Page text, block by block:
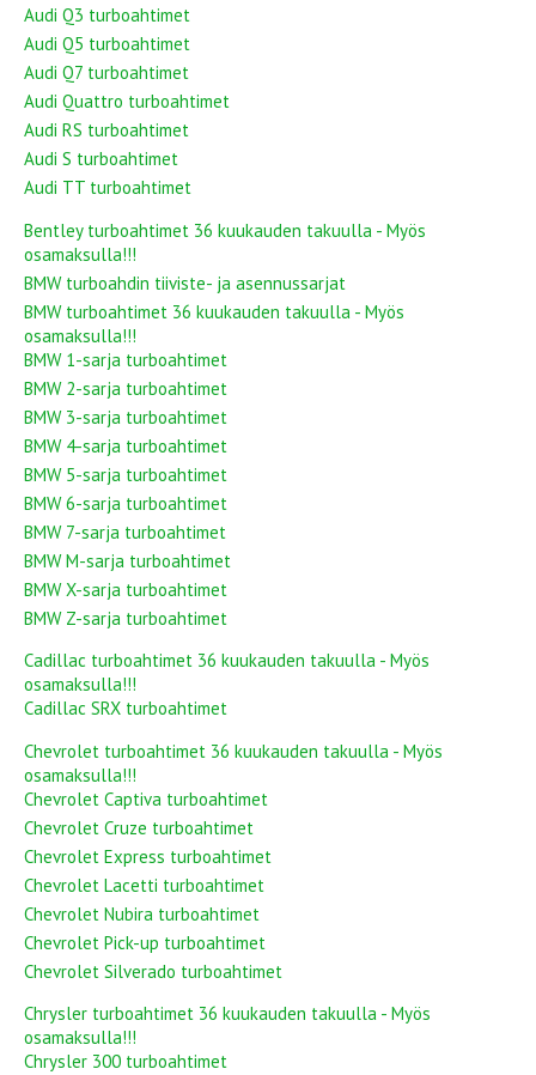
Audi Q3 turboahtimet
Audi Q5 turboahtimet
Audi Q7 turboahtimet
Audi Quattro turboahtimet
Audi RS turboahtimet
Audi S turboahtimet
Audi TT turboahtimet
Bentley turboahtimet 36 kuukauden takuulla - Myös
osamaksulla!!!
BMW turboahdin tiiviste- ja asennussarjat
BMW turboahtimet 36 kuukauden takuulla - Myös
osamaksulla!!!
BMW 1-sarja turboahtimet
BMW 2-sarja turboahtimet
BMW 3-sarja turboahtimet
BMW 4-sarja turboahtimet
BMW 5-sarja turboahtimet
BMW 6-sarja turboahtimet
BMW 7-sarja turboahtimet
BMW M-sarja turboahtimet
BMW X-sarja turboahtimet
BMW Z-sarja turboahtimet
Cadillac turboahtimet 36 kuukauden takuulla - Myös
osamaksulla!!!
Cadillac SRX turboahtimet
Chevrolet turboahtimet 36 kuukauden takuulla - Myös
osamaksulla!!!
Chevrolet Captiva turboahtimet
Chevrolet Cruze turboahtimet
Chevrolet Express turboahtimet
Chevrolet Lacetti turboahtimet
Chevrolet Nubira turboahtimet
Chevrolet Pick-up turboahtimet
Chevrolet Silverado turboahtimet
Chrysler turboahtimet 36 kuukauden takuulla - Myös
osamaksulla!!!
Chrysler 300 turboahtimet